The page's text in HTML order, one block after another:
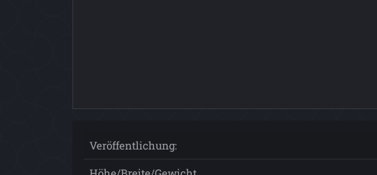
Veröffentlichung: